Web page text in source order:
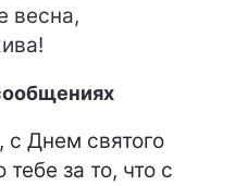
весна,
Днем святого
за то, что с